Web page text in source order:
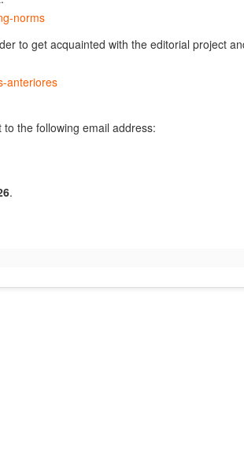
norms
to get acquainted with the editorial project
anteriores
the following email address:
.